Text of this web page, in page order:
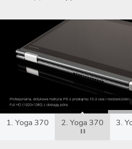
1. Yoga 370 2. Yoga 370 3.